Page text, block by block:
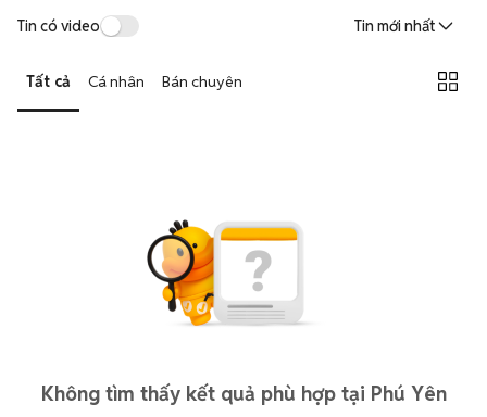
Tin có video Tin mới nhất
Tất cả Cá nhân Bán chuyên
Không tìm thấy kết quả phù hợp tại Phú Yên